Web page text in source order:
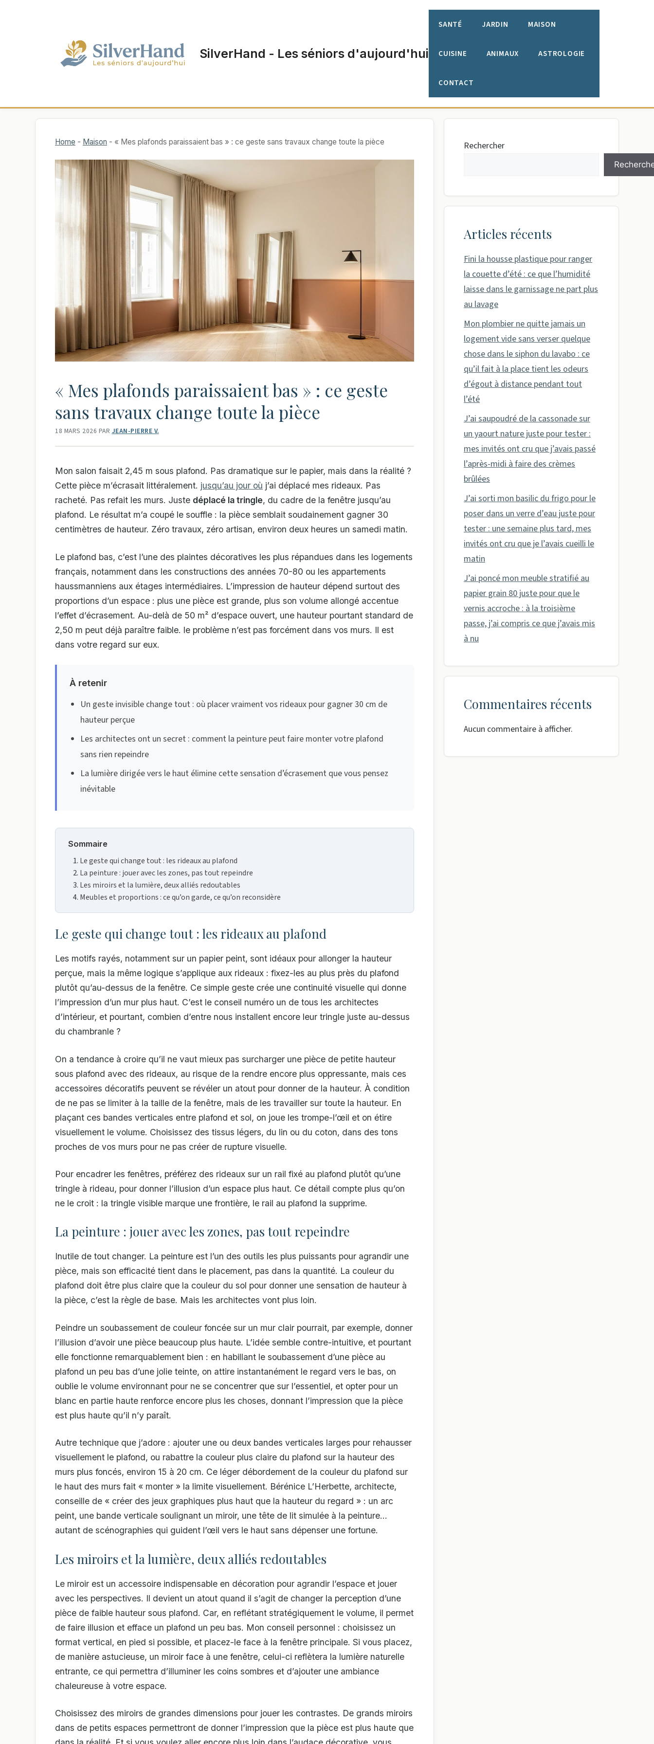
SilverHand - Les séniors d'aujourd'hui
SANTÉ JARDIN MAISON
CUISINE ANIMAUX ASTROLOGIE
CONTACT
Home - Maison - « Mes plafonds paraissaient bas » : ce geste sans travaux change toute la pièce
« Mes plafonds paraissaient bas » : ce geste
sans travaux change toute la pièce
18 MARS 2026 PAR JEAN-PIERRE V.
Mon salon faisait 2,45 m sous plafond. Pas dramatique sur le papier, mais dans la réalité ?
Cette pièce m’écrasait littéralement. jusqu’au jour où j’ai déplacé mes rideaux. Pas
racheté. Pas refait les murs. Juste déplacé la tringle, du cadre de la fenêtre jusqu’au
plafond. Le résultat m’a coupé le souffle : la pièce semblait soudainement gagner 30
centimètres de hauteur. Zéro travaux, zéro artisan, environ deux heures un samedi matin.
Le plafond bas, c’est l’une des plaintes décoratives les plus répandues dans les logements
français, notamment dans les constructions des années 70-80 ou les appartements
haussmanniens aux étages intermédiaires. L’impression de hauteur dépend surtout des
proportions d’un espace : plus une pièce est grande, plus son volume allongé accentue
l’effet d’écrasement. Au-delà de 50 m² d’espace ouvert, une hauteur pourtant standard de
2,50 m peut déjà paraître faible. le problème n’est pas forcément dans vos murs. Il est
dans votre regard sur eux.
À retenir
Un geste invisible change tout : où placer vraiment vos rideaux pour gagner 30 cm de
hauteur perçue
Les architectes ont un secret : comment la peinture peut faire monter votre plafond
sans rien repeindre
La lumière dirigée vers le haut élimine cette sensation d’écrasement que vous pensez
inévitable
Sommaire
Le geste qui change tout : les rideaux au plafond
La peinture : jouer avec les zones, pas tout repeindre
Les miroirs et la lumière, deux alliés redoutables
Meubles et proportions : ce qu’on garde, ce qu’on reconsidère
Le geste qui change tout : les rideaux au plafond
Les motifs rayés, notamment sur un papier peint, sont idéaux pour allonger la hauteur
perçue, mais la même logique s’applique aux rideaux : fixez-les au plus près du plafond
plutôt qu’au-dessus de la fenêtre. Ce simple geste crée une continuité visuelle qui donne
l’impression d’un mur plus haut. C’est le conseil numéro un de tous les architectes
d’intérieur, et pourtant, combien d’entre nous installent encore leur tringle juste au-dessus
du chambranle ?
On a tendance à croire qu’il ne vaut mieux pas surcharger une pièce de petite hauteur
sous plafond avec des rideaux, au risque de la rendre encore plus oppressante, mais ces
accessoires décoratifs peuvent se révéler un atout pour donner de la hauteur. À condition
de ne pas se limiter à la taille de la fenêtre, mais de les travailler sur toute la hauteur. En
plaçant ces bandes verticales entre plafond et sol, on joue les trompe-l’œil et on étire
visuellement le volume. Choisissez des tissus légers, du lin ou du coton, dans des tons
proches de vos murs pour ne pas créer de rupture visuelle.
Pour encadrer les fenêtres, préférez des rideaux sur un rail fixé au plafond plutôt qu’une
tringle à rideau, pour donner l’illusion d’un espace plus haut. Ce détail compte plus qu’on
ne le croit : la tringle visible marque une frontière, le rail au plafond la supprime.
La peinture : jouer avec les zones, pas tout repeindre
Inutile de tout changer. La peinture est l’un des outils les plus puissants pour agrandir une
pièce, mais son efficacité tient dans le placement, pas dans la quantité. La couleur du
plafond doit être plus claire que la couleur du sol pour donner une sensation de hauteur à
la pièce, c’est la règle de base. Mais les architectes vont plus loin.
Peindre un soubassement de couleur foncée sur un mur clair pourrait, par exemple, donner
l’illusion d’avoir une pièce beaucoup plus haute. L’idée semble contre-intuitive, et pourtant
elle fonctionne remarquablement bien : en habillant le soubassement d’une pièce au
plafond un peu bas d’une jolie teinte, on attire instantanément le regard vers le bas, on
oublie le volume environnant pour ne se concentrer que sur l’essentiel, et opter pour un
blanc en partie haute renforce encore plus les choses, donnant l’impression que la pièce
est plus haute qu’il n’y paraît.
Autre technique que j’adore : ajouter une ou deux bandes verticales larges pour rehausser
visuellement le plafond, ou rabattre la couleur plus claire du plafond sur la hauteur des
murs plus foncés, environ 15 à 20 cm. Ce léger débordement de la couleur du plafond sur
le haut des murs fait « monter » la limite visuellement. Bérénice L’Herbette, architecte,
conseille de « créer des jeux graphiques plus haut que la hauteur du regard » : un arc
peint, une bande verticale soulignant un miroir, une tête de lit simulée à la peinture…
autant de scénographies qui guident l’œil vers le haut sans dépenser une fortune.
Les miroirs et la lumière, deux alliés redoutables
Le miroir est un accessoire indispensable en décoration pour agrandir l’espace et jouer
avec les perspectives. Il devient un atout quand il s’agit de changer la perception d’une
pièce de faible hauteur sous plafond. Car, en reflétant stratégiquement le volume, il permet
de faire illusion et efface un plafond un peu bas. Mon conseil personnel : choisissez un
format vertical, en pied si possible, et placez-le face à la fenêtre principale. Si vous placez,
de manière astucieuse, un miroir face à une fenêtre, celui-ci reflètera la lumière naturelle
entrante, ce qui permettra d’illuminer les coins sombres et d’ajouter une ambiance
chaleureuse à votre espace.
Choisissez des miroirs de grandes dimensions pour jouer les contrastes. De grands miroirs
dans de petits espaces permettront de donner l’impression que la pièce est plus haute que
Rechercher
Articles récents
Fini la housse plastique pour ranger
la couette d’été : ce que l’humidité
laisse dans le garnissage ne part plus
au lavage
Mon plombier ne quitte jamais un
logement vide sans verser quelque
chose dans le siphon du lavabo : ce
qu’il fait à la place tient les odeurs
d’égout à distance pendant tout
l’été
J’ai saupoudré de la cassonade sur
un yaourt nature juste pour tester :
mes invités ont cru que j’avais passé
l’après-midi à faire des crèmes
brûlées
J’ai sorti mon basilic du frigo pour le
poser dans un verre d’eau juste pour
tester : une semaine plus tard, mes
invités ont cru que je l’avais cueilli le
matin
J’ai poncé mon meuble stratifié au
papier grain 80 juste pour que le
vernis accroche : à la troisième
passe, j’ai compris ce que j’avais mis
à nu
Commentaires récents
Aucun commentaire à afficher.